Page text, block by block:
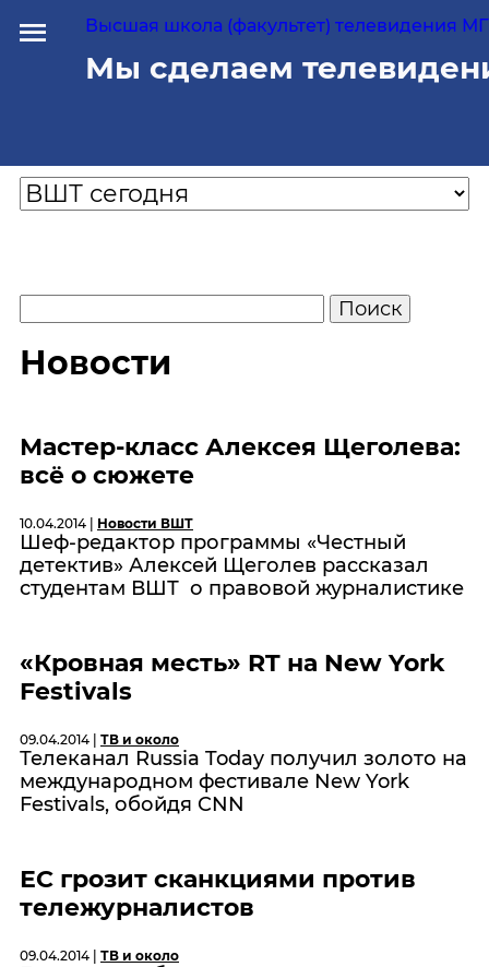
Высшая школа (факультет) телевидения
Мы сделаем
Новости
Мастер-класс Алексея Щеголева:
всё о сюжете
10.04.2014 | Новости ВШТ
Шеф-редактор программы «Честный
детектив» Алексей Щеголев рассказал
студентам ВШТ о правовой журналистике
«Кровная месть» RT на New York
Festivals
09.04.2014 | ТВ и около
Телеканал Russia Today получил золото на
международном фестивале New York
Festivals, обойдя CNN
ЕС грозит сканкциями против
тележурналистов
09.04.2014 | ТВ и около